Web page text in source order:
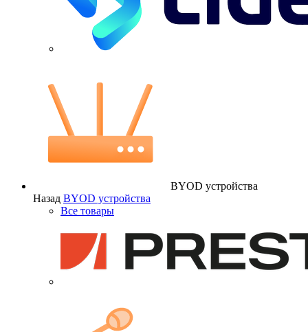
BYOD устройства
Назад BYOD устройства
Все товары